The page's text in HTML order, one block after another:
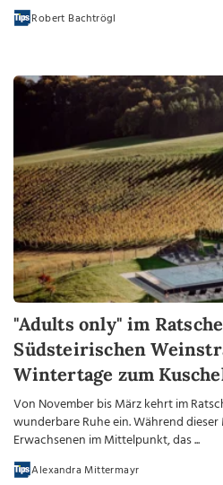
Robert Bachtrögl
"Adults only" im
Südsteirischen
Wintertage zum
Von November bis März kehrt im
wunderbare Ruhe ein. Während
Erwachsenen im Mittelpunkt, das ...
Alexandra Mittermayr